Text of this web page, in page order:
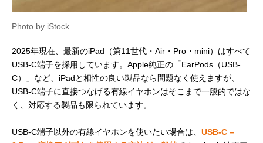
Photo by iStock
2025年現在、最新のiPad（第11世代・Air・Pro・mini）はすべて
USB-C端子を採用しています。Apple純正の「EarPods（USB-
C）」など、iPadと相性の良い製品なら問題なく使えますが、
USB-C端子に直接つなげる有線イヤホンはそこまで一般的ではな
く、対応する製品も限られています。
USB-C端子以外の有線イヤホンを使いたい場合は、 USB-C –